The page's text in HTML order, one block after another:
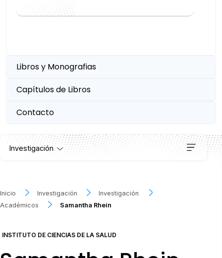
Libros y Monografias
Capítulos de Libros
Contacto
Investigación
Proyectos
Inicio Investigación
Investigación
Académicos
Samantha Rhein
INSTITUTO DE CIENCIAS DE LA SALUD